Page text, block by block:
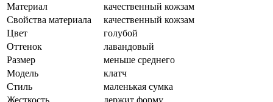
Материал
качественный кожзам
Свойства материала
качественный кожзам
Цвет
голубой
Оттенок
лавандовый
Размер
меньше среднего
Модель
клатч
Стиль
маленькая сумка